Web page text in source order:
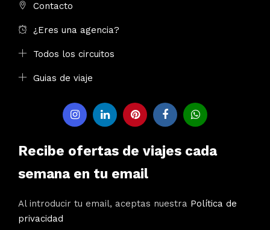
Contacto
¿Eres una agencia?
Todos los circuitos
Guias de viaje
Recibe ofertas de viajes cada
semana en tu email
Al introducir tu email, aceptas nuestra Política de
privacidad